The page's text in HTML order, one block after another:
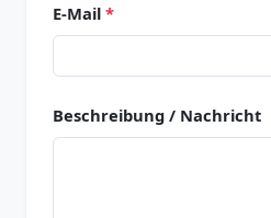
E-Mail *
Beschreibung / Nachricht